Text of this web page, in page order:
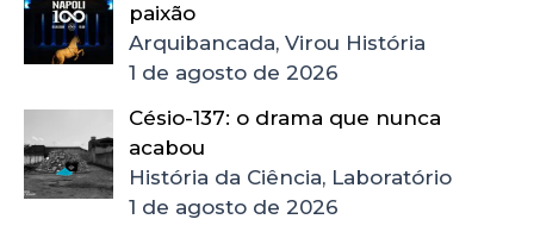
paixão
Arquibancada, Virou História
1 de agosto de 2026
Césio-137: o drama que nunca
acabou
História da Ciência, Laboratório
1 de agosto de 2026